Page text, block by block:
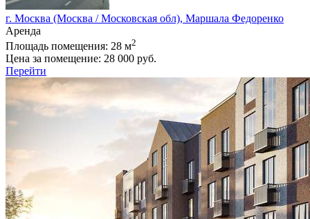
г. Москва (Москва / Московская обл), Маршала Федоренко
Аренда
Площадь помещения: 28 м2
Цена за помещение: 28 000 руб.
Перейти